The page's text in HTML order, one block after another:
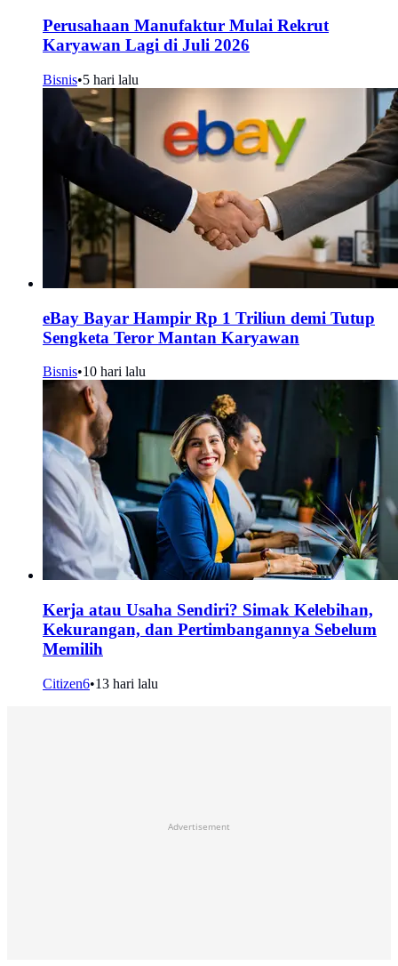
Perusahaan Manufaktur Mulai Rekrut
Karyawan Lagi di Juli 2026
Bisnis•5 hari lalu
eBay Bayar Hampir Rp 1 Triliun demi Tutup
Sengketa Teror Mantan Karyawan
Bisnis•10 hari lalu
Kerja atau Usaha Sendiri? Simak Kelebihan,
Kekurangan, dan Pertimbangannya Sebelum
Memilih
Citizen6•13 hari lalu
Advertisement